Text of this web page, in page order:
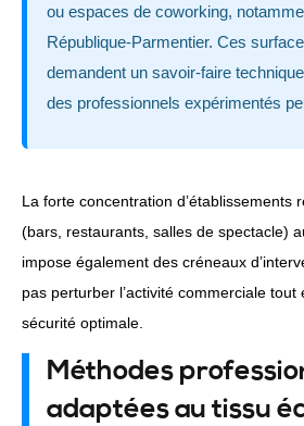
ou espaces de coworking,
République-Parmentier. Ces
demandent un savoir-faire
des professionnels expérimentés
La forte concentration d’établissements
(bars, restaurants, salles de spectacle)
impose également des créneaux
pas perturber l’activité commerciale
sécurité optimale.
Méthodes
adaptées au tissu